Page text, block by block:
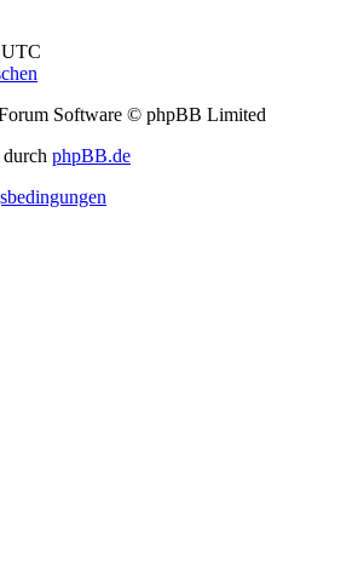
UTC
Software © phpBB Limited
phpBB.de